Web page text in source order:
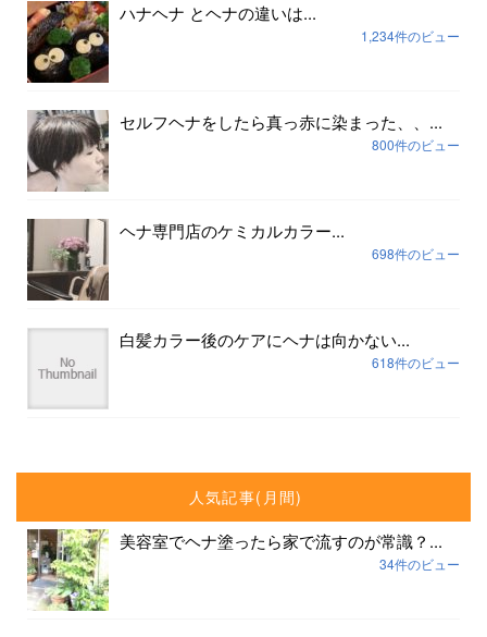
ハナヘナ とヘナの違いは...
1,234件のビュー
セルフヘナをしたら真っ赤に染まった、、...
800件のビュー
ヘナ専門店のケミカルカラー...
698件のビュー
白髪カラー後のケアにヘナは向かない...
618件のビュー
人気記事(月間)
美容室でヘナ塗ったら家で流すのが常識？...
34件のビュー